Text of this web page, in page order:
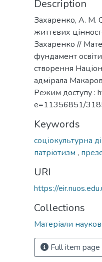
Description
Захаренко, А. М.
життєвих
Захаренко //
фундамент
створення
адмірала
Режим доступу :
e=11356851/
Keywords
соціокультурна
патріотизм ,
URI
https://
Collections
Матеріали
Full item page